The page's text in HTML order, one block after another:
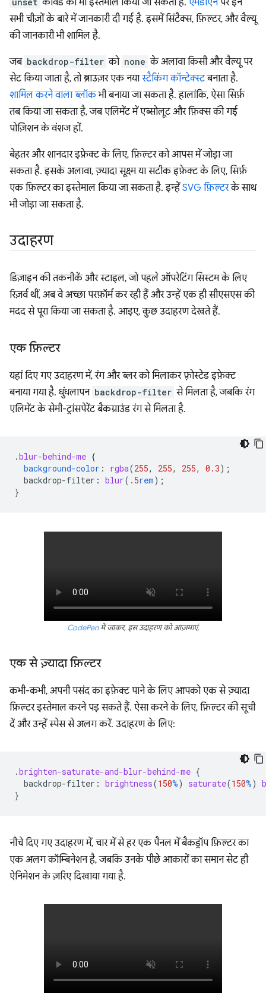
सभी चीज़ों के बारे में जानकारी दी गई है. इसमें सिंटैक्स, फ़िल्टर, और वैल्यू
की जानकारी भी शामिल है.
जब backdrop-filter को none के अलावा किसी और वैल्यू पर
सेट किया जाता है, तो ब्राउज़र एक नयास्टैकिंग कॉन्टेक्स्टबनाता है.
शामिल करने वाला ब्लॉकभी बनाया जा सकता है. हालांकि, ऐसा सिर्फ़
तब किया जा सकता है, जब एलिमेंट में एब्सोलूट और फ़िक्स की गई
पोज़िशन के वंशज हों.
बेहतर और शानदार इफ़ेक्ट के लिए, फ़िल्टर को आपस में जोड़ा जा
सकता है. इसके अलावा, ज़्यादा सूक्ष्म या सटीक इफ़ेक्ट के लिए, सिर्फ़
एक फ़िल्टर का इस्तेमाल किया जा सकता है. इन्हेंSVG फ़िल्टरके साथ
भी जोड़ा जा सकता है.
उदाहरण
डिज़ाइन की तकनीकें और स्टाइल, जो पहले ऑपरेटिंग सिस्टम के लिए
रिज़र्व थीं, अब वे अच्छा परफ़ॉर्म कर रही हैं और उन्हें एक ही सीएसएस की
मदद से पूरा किया जा सकता है. आइए, कुछ उदाहरण देखते हैं.
एक फ़िल्टर
यहां दिए गए उदाहरण में, रंग और ब्लर को मिलाकर फ़्रोस्टेड इफ़ेक्ट
बनाया गया है. धुंधलापन backdrop-filter से मिलता है, जबकि रंग
एलिमेंट के सेमी-ट्रांसपेरेंट बैकग्राउंड रंग से मिलता है.
.blur-behind-me {
background-color : rgba(255, 255, 255, 0.3);
backdrop-filter : blur( .5rem);
}
CodePenमें जाकर, इस उदाहरण को आज़माएं.
एक से ज़्यादा फ़िल्टर
कभी-कभी, अपनी पसंद का इफ़ेक्ट पाने के लिए आपको एक से ज़्यादा
फ़िल्टर इस्तेमाल करने पड़ सकते हैं. ऐसा करने के लिए, फ़िल्टर की सूची
दें और उन्हें स्पेस से अलग करें. उदाहरण के लिए:
.brighten-saturate-and-blur-behind-me {
backdrop-filter : brightness(150%) saturate(150%)
}
नीचे दिए गए उदाहरण में, चार में से हर एक पैनल में बैकड्रॉप फ़िल्टर का
एक अलग कॉम्बिनेशन है, जबकि उनके पीछे आकारों का समान सेट ही
ऐनिमेशन के ज़रिए दिखाया गया है.